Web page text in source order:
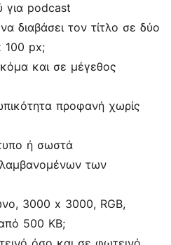
για podcast
διαβάσει τον τίτλο σε δύο
100 px;
και σε μέγεθος
προφανή χωρίς
ή σωστά
των
3000 x 3000, RGB,
500 KB;